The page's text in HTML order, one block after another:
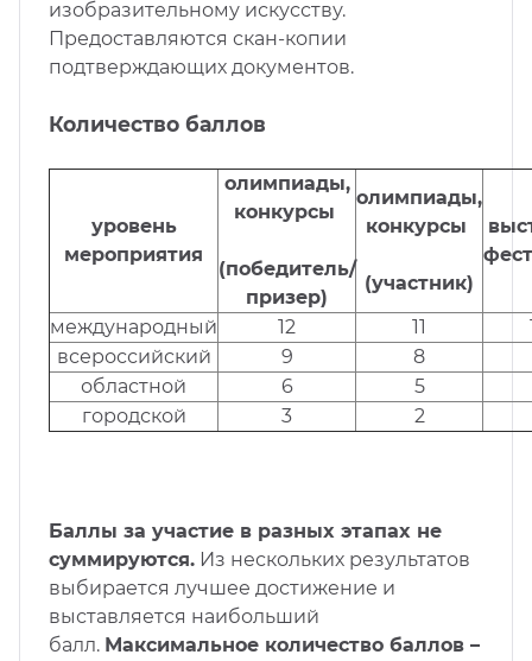
изобразительному искусству.
Предоставляются скан-копии
подтверждающих документов.
Количество баллов
уровень
мероприятия
олимпиады,
конкурсы
(победитель/
призер)
олимпиады,
конкурсы
(участник)
международный 12 11
всероссийский
9
8
областной
6
5
городской
3 2
Бaллы за yчacтиe в paзныx этaпax нe
cyммиpyютcя. Из нескольких результатов
выбирается лучшее достижение и
выставляется наибольший
балл. Максимальное количество баллов –